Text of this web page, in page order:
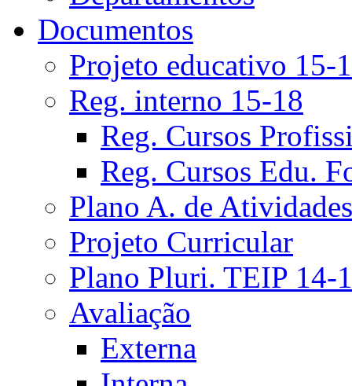
Documentos
Projeto educativo 15-
Reg. interno 15-18
Reg. Cursos
Reg. Cursos Edu.
Plano A. de Atividades
Projeto Curricular
Plano Pluri. TEIP 14-
Avaliação
Externa